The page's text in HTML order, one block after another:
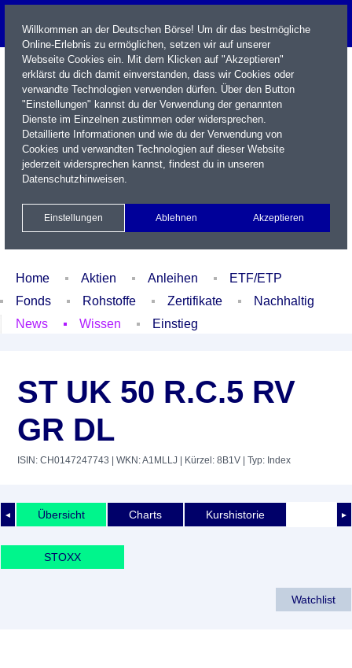
Name / WKN / ISIN / Kürzel
Xetra Realtime
Watchlist Portfolio Login
Home Aktien Anleihen
ETF/ETP
Fonds
Rohstoffe Zertifikate
Nachhaltig
News
Wissen Einstieg
ST UK 50 R.C.5 RV
GR DL
ISIN: CH0147247743 | WKN: A1MLLJ | Kürzel: 8B1V | Typ: Index
◄ ►
Übersicht Charts Kurshistorie
STOXX
Watchlist
Willkommen an der Deutschen Börse! Um dir das bestmögliche
Online-Erlebnis zu ermöglichen, setzen wir auf unserer
Webseite Cookies ein. Mit dem Klicken auf "Akzeptieren"
erklärst du dich damit einverstanden, dass wir Cookies oder
verwandte Technologien verwenden dürfen. Über den Button
"Einstellungen" kannst du der Verwendung der genannten
Dienste im Einzelnen zustimmen oder widersprechen.
Detaillierte Informationen und wie du der Verwendung von
Cookies und verwandten Technologien auf dieser Website
jederzeit widersprechen kannst, findest du in unseren
Datenschutzhinweisen.
Einstellungen Ablehnen Akzeptieren